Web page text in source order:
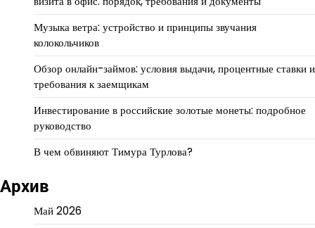
Музыка ветра: устройство и принципы звучания
колокольчиков
Обзор онлайн-займов: условия выдачи, процентные ставки и
требования к заемщикам
Инвестирование в российские золотые монеты: подробное
руководство
В чем обвиняют Тимура Турлова?
Архив
Май 2026